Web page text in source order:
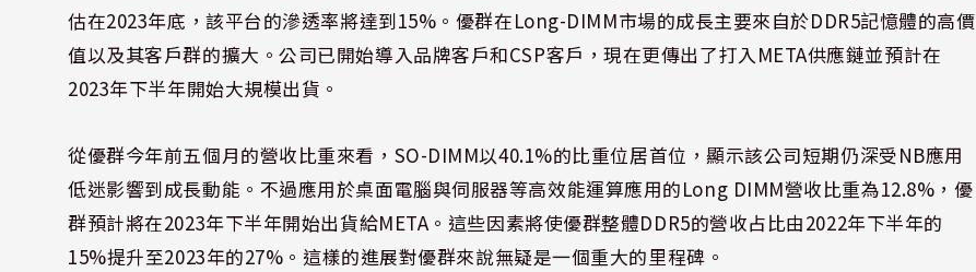
估在2023年底，該平台的滲透率將達到15%。優群在Long-DIMM市場的成長主要來自於DDR5記憶體的高價
值以及其客戶群的擴大。公司已開始導入品牌客戶和CSP客戶，現在更傳出了打入META供應鏈並預計在
2023年下半年開始大規模出貨。
從優群今年前五個月的營收比重來看，SO-DIMM以40.1%的比重位居首位，顯示該公司短期仍深受NB應用
低迷影響到成長動能。不過應用於桌面電腦與伺服器等高效能運算應用的Long DIMM營收比重為12.8%，優
群預計將在2023年下半年開始出貨給META。這些因素將使優群整體DDR5的營收占比由2022年下半年的
15%提升至2023年的27%。這樣的進展對優群來說無疑是一個重大的里程碑。